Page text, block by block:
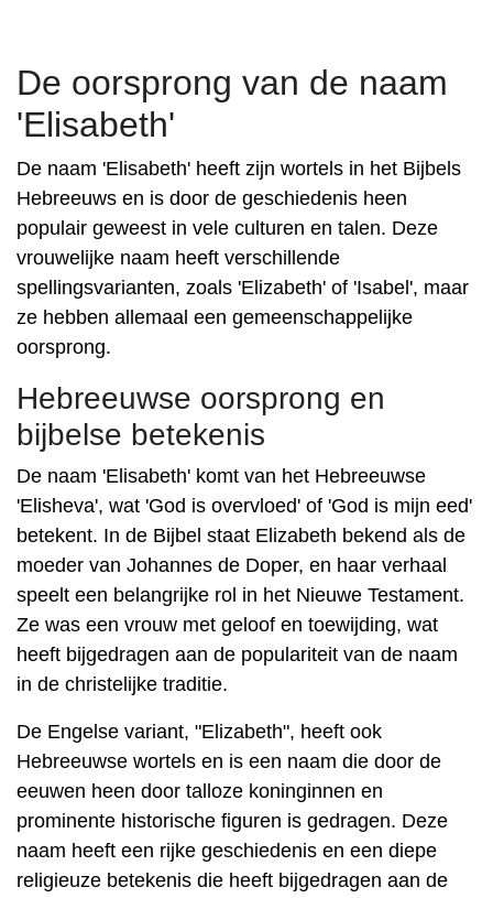
De oorsprong van de naam
'Elisabeth'
De naam 'Elisabeth' heeft zijn wortels in het Bijbels
Hebreeuws en is door de geschiedenis heen
populair geweest in vele culturen en talen. Deze
vrouwelijke naam heeft verschillende
spellingsvarianten, zoals 'Elizabeth' of 'Isabel', maar
ze hebben allemaal een gemeenschappelijke
oorsprong.
Hebreeuwse oorsprong en
bijbelse betekenis
De naam 'Elisabeth' komt van het Hebreeuwse
'Elisheva', wat 'God is overvloed' of 'God is mijn eed'
betekent. In de Bijbel staat Elizabeth bekend als de
moeder van Johannes de Doper, en haar verhaal
speelt een belangrijke rol in het Nieuwe Testament.
Ze was een vrouw met geloof en toewijding, wat
heeft bijgedragen aan de populariteit van de naam
in de christelijke traditie.
De Engelse variant, "Elizabeth", heeft ook
Hebreeuwse wortels en is een naam die door de
eeuwen heen door talloze koninginnen en
prominente historische figuren is gedragen. Deze
naam heeft een rijke geschiedenis en een diepe
religieuze betekenis die heeft bijgedragen aan de